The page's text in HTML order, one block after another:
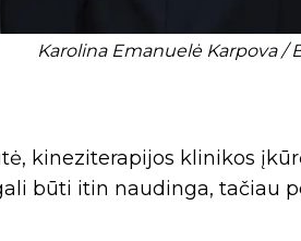
Karolina Emanuelė Karpova /
kineziterapijos klinikos
būti itin naudinga, tačiau